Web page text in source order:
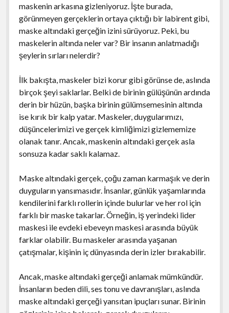
maskenin arkasına gizleniyoruz. İşte burada,
görünmeyen gerçeklerin ortaya çıktığı bir labirent gibi,
maske altındaki gerçeğin izini sürüyoruz. Peki, bu
maskelerin altında neler var? Bir insanın anlatmadığı
şeylerin sırları nelerdir?
İlk bakışta, maskeler bizi korur gibi görünse de, aslında
birçok şeyi saklarlar. Belki de birinin gülüşünün ardında
derin bir hüzün, başka birinin gülümsemesinin altında
ise kırık bir kalp yatar. Maskeler, duygularımızı,
düşüncelerimizi ve gerçek kimliğimizi gizlememize
olanak tanır. Ancak, maskenin altındaki gerçek asla
sonsuza kadar saklı kalamaz.
Maske altındaki gerçek, çoğu zaman karmaşık ve derin
duyguların yansımasıdır. İnsanlar, günlük yaşamlarında
kendilerini farklı rollerin içinde bulurlar ve her rol için
farklı bir maske takarlar. Örneğin, iş yerindeki lider
maskesi ile evdeki ebeveyn maskesi arasında büyük
farklar olabilir. Bu maskeler arasında yaşanan
çatışmalar, kişinin iç dünyasında derin izler bırakabilir.
Ancak, maske altındaki gerçeği anlamak mümkündür.
İnsanların beden dili, ses tonu ve davranışları, aslında
maske altındaki gerçeği yansıtan ipuçları sunar. Birinin